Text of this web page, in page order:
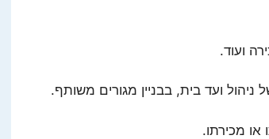
ועוד.
ועד בית, בבניין מגורים משותף.
מכירתו.